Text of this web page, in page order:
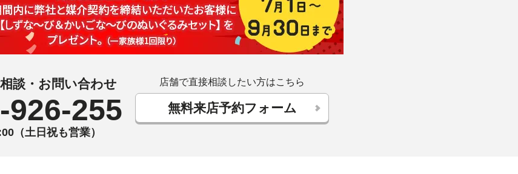
談・お問い合わせ
926-255
（土日祝も営業）
店舗で直接相談したい方はこちら
無料来店予約フォーム